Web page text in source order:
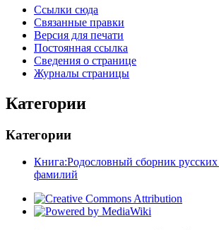
Ссылки сюда
Связанные правки
Версия для печати
Постоянная ссылка
Сведения о странице
Журналы страницы
Категории
Категории
Книга:Родословный сборник
фамилий